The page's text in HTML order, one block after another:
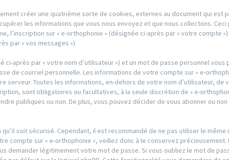
créer une quatrième sorte de cookies, externes au document qui est
les informations que vous nous envoyez et que nous collectons.
l’inscription sur « e-orthophonie » (désignée ci-après par « votre compte
par « vos messages »).
ci-après par « votre nom d’utilisateur ») et un mot de passe personnel
de courriel personnelle. Les informations de votre compte sur « e-
serveur. Toutes les informations, en-dehors de votre nom d’utilisateur,
sont obligatoires ou facultatives, à la seule discrétion de « e-
publiques ou non. De plus, vous pouvez décider de vous abonner ou
soit sécurisé. Cependant, il est recommandé de ne pas utiliser le
compte sur « e-orthophonie », veillez donc à le conservez précieusement.
demander légitimement votre mot de passe. Si vous oubliez le mot de